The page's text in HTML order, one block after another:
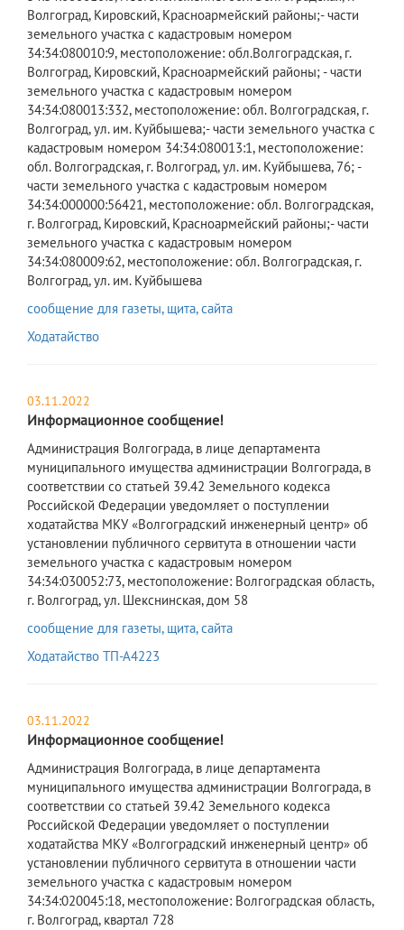
Волгоград, Кировский, Красноармейский районы;- части
земельного участка с кадастровым номером
34:34:080010:9, местоположение: обл.Волгоградская, г.
Волгоград, Кировский, Красноармейский районы; - части
земельного участка с кадастровым номером
34:34:080013:332, местоположение: обл. Волгоградская, г.
Волгоград, ул. им. Куйбышева;- части земельного участка с
кадастровым номером 34:34:080013:1, местоположение:
обл. Волгоградская, г. Волгоград, ул. им. Куйбышева, 76; -
части земельного участка с кадастровым номером
34:34:000000:56421, местоположение: обл. Волгоградская,
г. Волгоград, Кировский, Красноармейский районы;- части
земельного участка с кадастровым номером
34:34:080009:62, местоположение: обл. Волгоградская, г.
Волгоград, ул. им. Куйбышева
сообщение для газеты, щита, сайта
Ходатайство
03.11.2022
Информационное сообщение!
​Администрация Волгограда, в лице департамента
муниципального имущества администрации Волгограда, в
соответствии со статьей 39.42 Земельного кодекса
Российской Федерации уведомляет о поступлении
ходатайства МКУ «Волгоградский инженерный центр» об
установлении публичного сервитута в отношении части
земельного участка с кадастровым номером
34:34:030052:73, местоположение: Волгоградская область,
г. Волгоград, ул. Шекснинская, дом 58
сообщение для газеты, щита, сайта
Ходатайство ТП-А4223
03.11.2022
Информационное сообщение!
​Администрация Волгограда, в лице департамента
муниципального имущества администрации Волгограда, в
соответствии со статьей 39.42 Земельного кодекса
Российской Федерации уведомляет о поступлении
ходатайства МКУ «Волгоградский инженерный центр» об
установлении публичного сервитута в отношении части
земельного участка с кадастровым номером
34:34:020045:18, местоположение: Волгоградская область,
г. Волгоград, квартал 728